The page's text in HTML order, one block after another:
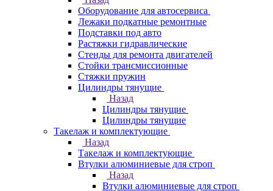
Оборудование для автосервиса
Лежаки подкатные ремонтные
Подставки под авто
Растяжки гидравлические
Стенды для ремонта двигателей
Стойки трансмиссионные
Стяжки пружин
Цилиндры тянущие
Назад
Цилиндры тянущие
Цилиндры тянущие
Такелаж и комплектующие
Назад
Такелаж и комплектующие
Втулки алюминиевые для строп
Назад
Втулки алюминиевые для строп